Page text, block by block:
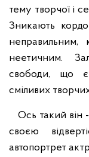
тему творчої і
Зникають
неправильним,
неетичним.
свободи, що
сміливих
Ось такий він
своєю
автопортрет